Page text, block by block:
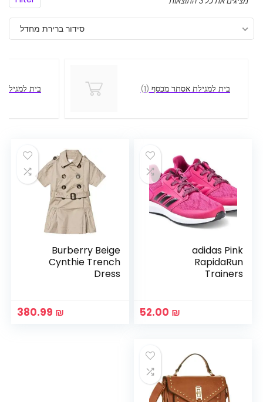
סידור ברירת מחדל
בית למגילת אסתר מכסף (1) בית
adidas Pink
RapidaRun
Trainers
52.00 ₪
Burberry Beige
Cynthie Trench
Dress
380.99 ₪